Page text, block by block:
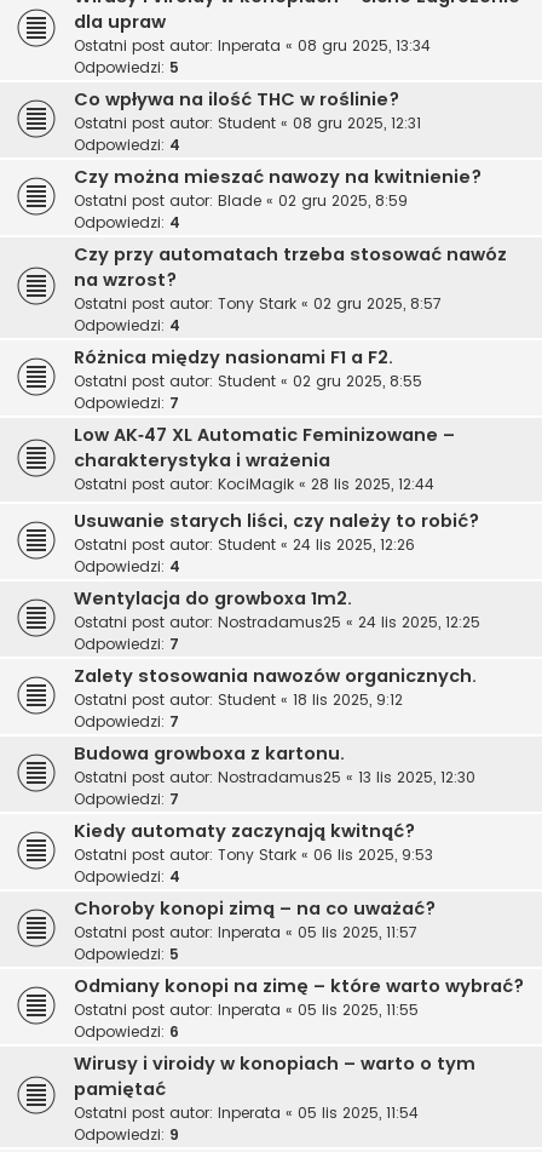
dla upraw
Ostatni post autor: Inperata « 08 gru 2025, 13:34
Odpowiedzi: 5
Co wpływa na ilość THC w roślinie?
Ostatni post autor: Student « 08 gru 2025, 12:31
Odpowiedzi: 4
Czy można mieszać nawozy na kwitnienie?
Ostatni post autor: Blade « 02 gru 2025, 8:59
Odpowiedzi: 4
Czy przy automatach trzeba stosować nawóz
na wzrost?
Ostatni post autor: Tony Stark « 02 gru 2025, 8:57
Odpowiedzi: 4
Różnica między nasionami F1 a F2.
Ostatni post autor: Student « 02 gru 2025, 8:55
Odpowiedzi: 7
Low AK‑47 XL Automatic Feminizowane –
charakterystyka i wrażenia
Ostatni post autor: KociMagik « 28 lis 2025, 12:44
Usuwanie starych liści, czy należy to robić?
Ostatni post autor: Student « 24 lis 2025, 12:26
Odpowiedzi: 4
Wentylacja do growboxa 1m2.
Ostatni post autor: Nostradamus25 « 24 lis 2025, 12:25
Odpowiedzi: 7
Zalety stosowania nawozów organicznych.
Ostatni post autor: Student « 18 lis 2025, 9:12
Odpowiedzi: 7
Budowa growboxa z kartonu.
Ostatni post autor: Nostradamus25 « 13 lis 2025, 12:30
Odpowiedzi: 7
Kiedy automaty zaczynają kwitnąć?
Ostatni post autor: Tony Stark « 06 lis 2025, 9:53
Odpowiedzi: 4
Choroby konopi zimą – na co uważać?
Ostatni post autor: Inperata « 05 lis 2025, 11:57
Odpowiedzi: 5
Odmiany konopi na zimę – które warto wybrać?
Ostatni post autor: Inperata « 05 lis 2025, 11:55
Odpowiedzi: 6
Wirusy i viroidy w konopiach – warto o tym
pamiętać
Ostatni post autor: Inperata « 05 lis 2025, 11:54
Odpowiedzi: 9